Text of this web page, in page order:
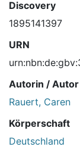
Discovery
1895141397
URN
Autorin / Autor
Rauert, Caren
Körperschaft
Deutschland